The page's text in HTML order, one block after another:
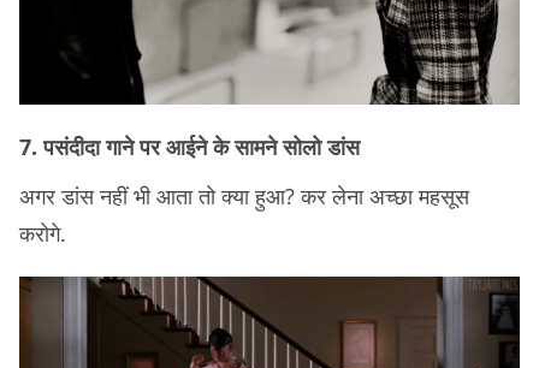
7. पसंदीदा गाने पर आईने के सामने सोलो डांस
अगर डांस नहीं भी आता तो क्या हुआ? कर लेना अच्छा महसूस
करोगे.